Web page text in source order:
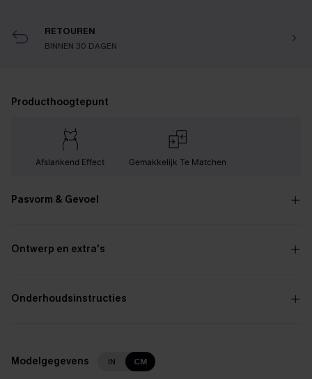
RETOUREN
BINNEN 30 DAGEN
Producthoogtepunt
Afslankend Effect Gemakkelijk Te Matchen
Pasvorm & Gevoel
Ontwerp en extra's
Onderhoudsinstructies
Modelgegevens IN CM